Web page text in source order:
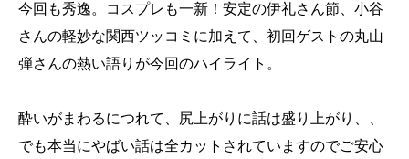
今回も秀逸。コスプレも一新！安定の伊礼さん節、小谷
さんの軽妙な関西ツッコミに加えて、初回ゲストの丸山
弾さんの熱い語りが今回のハイライト。
酔いがまわるにつれて、尻上がりに話は盛り上がり、、
でも本当にやばい話は全カットされていますのでご安心